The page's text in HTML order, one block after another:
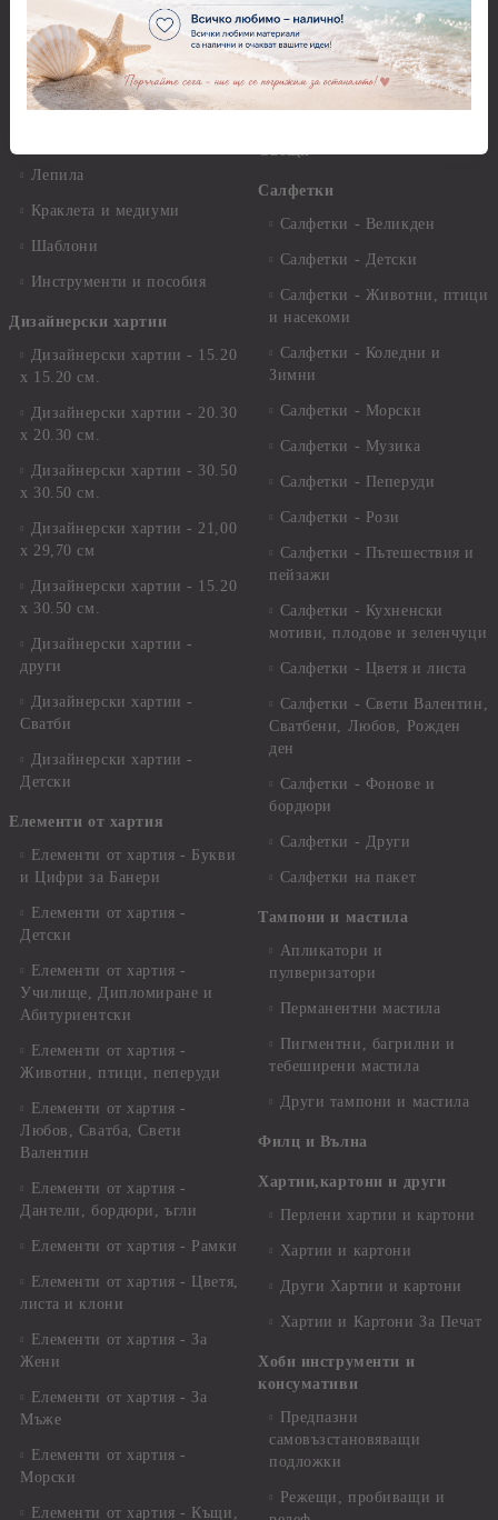
Грунд, Основи, Релефни
пасти
Варак, Шлак метал, Фолио,
Пантна
Лепила
Краклета и медиуми
Шаблони
Инструменти и пособия
Дизайнерски хартии
Дизайнерски хартии - 15.20
х 15.20 см.
Дизайнерски хартии - 20.30
х 20.30 см.
Дизайнерски хартии - 30.50
х 30.50 см.
Дизайнерски хартии - 21,00
х 29,70 см
Дизайнерски хартии - 15.20
x 30.50 см.
Дизайнерски хартии -
други
Дизайнерски хартии -
Сватби
Дизайнерски хартии -
Детски
Елементи от хартия
Елементи от хартия - Букви
и Цифри за Банери
Елементи от хартия -
Детски
Елементи от хартия -
Училище, Дипломиране и
Абитуриентски
Елементи от хартия -
Животни, птици, пеперуди
Елементи от хартия -
Любов, Сватба, Свети
Валентин
Елементи от хартия -
Дантели, бордюри, ъгли
Елементи от хартия - Рамки
Елементи от хартия - Цветя,
листа и клони
Елементи от хартия - За
Жени
Елементи от хартия - За
Мъже
Елементи от хартия -
Морски
Елементи от хартия - Къщи,
Стативи и поставки
Четки и инструменти
Моливи, акварелни
комплекти
Свещи
Салфетки
Салфетки - Великден
Салфетки - Детски
Салфетки - Животни, птици
и насекоми
Салфетки - Коледни и
Зимни
Салфетки - Морски
Салфетки - Музика
Салфетки - Пеперуди
Салфетки - Рози
Салфетки - Пътешествия и
пейзажи
Салфетки - Кухненски
мотиви, плодове и зеленчуци
Салфетки - Цветя и листа
Салфетки - Свети Валентин,
Сватбени, Любов, Рожден
ден
Салфетки - Фонове и
бордюри
Салфетки - Други
Салфетки на пакет
Тампони и мастила
Апликатори и
пулверизатори
Перманентни мастила
Пигментни, багрилни и
тебеширени мастила
Други тампони и мастила
Филц и Вълна
Хартии,картони и други
Перлени хартии и картони
Хартии и картони
Други Хартии и картони
Хартии и Картони За Печат
Хоби инструменти и
консумативи
Предпазни
самовъзстановяващи
подложки
Режещи, пробиващи и